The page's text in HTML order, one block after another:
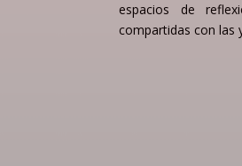
espacios de
compartidas con las